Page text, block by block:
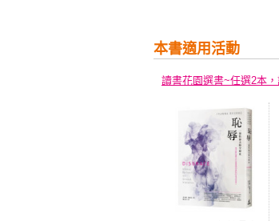
本書適用活動
讀書花園選書~任選2本，